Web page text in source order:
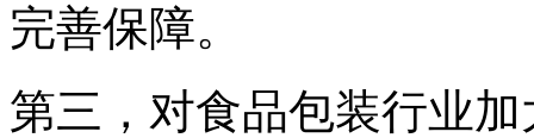
完善保障。
第三，对食品包装行业